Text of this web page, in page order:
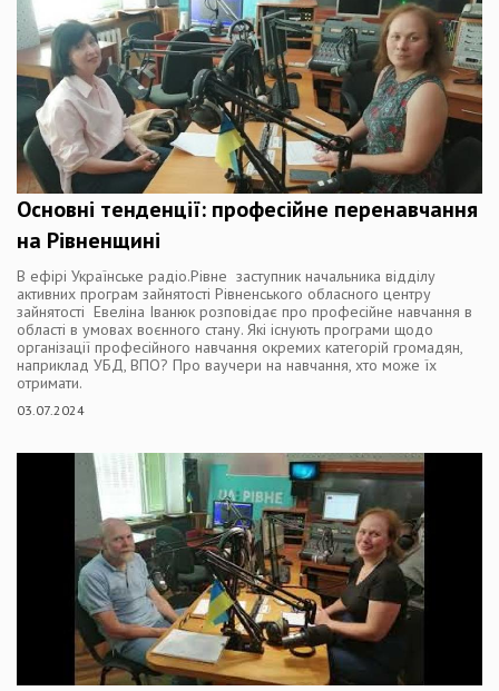
Основні тенденції: професійне перенавчання
на Рівненщині
В ефірі Українське радіо.Рівне заступник начальника відділу
активних програм зайнятості Рівненського обласного центру
зайнятості Евеліна Іванюк розповідає про професійне навчання в
області в умовах воєнного стану. Які існують програми щодо
організації професійного навчання окремих категорій громадян,
наприклад УБД, ВПО? Про ваучери на навчання, хто може їх
отримати.
03.07.2024